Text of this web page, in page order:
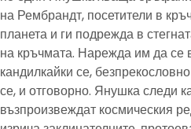
на Рембрандт, посетители в
планета и ги подрежда в
на кръчмата. Нарежда им да се
кандилкайки се,
се, и отговорно. Янушка следи
възпроизвеждат космическия